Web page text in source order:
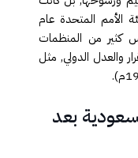
الأمم المتحدة عام
كثير من المنظمات
والعدل الدولي, مثل
).
بعد